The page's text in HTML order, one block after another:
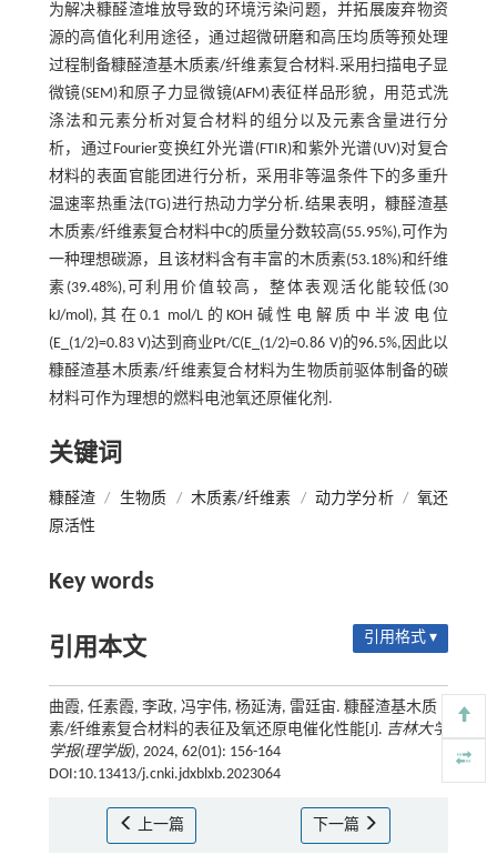
为解决糠醛渣堆放导致的环境污染问题，并拓展废弃物资
源的高值化利用途径，通过超微研磨和高压均质等预处理
过程制备糠醛渣基木质素/纤维素复合材料.采用扫描电子显
微镜(SEM)和原子力显微镜(AFM)表征样品形貌，用范式洗
涤法和元素分析对复合材料的组分以及元素含量进行分
析，通过Fourier变换红外光谱(FTIR)和紫外光谱(UV)对复合
材料的表面官能团进行分析，采用非等温条件下的多重升
温速率热重法(TG)进行热动力学分析.结果表明，糠醛渣基
木质素/纤维素复合材料中C的质量分数较高(55.95%),可作为
一种理想碳源，且该材料含有丰富的木质素(53.18%)和纤维
素(39.48%),可利用价值较高，整体表观活化能较低(30
kJ/mol),其在0.1 mol/L的KOH碱性电解质中半波电位
(E_(1/2)=0.83 V)达到商业Pt/C(E_(1/2)=0.86 V)的96.5%,因此以
糠醛渣基木质素/纤维素复合材料为生物质前驱体制备的碳
材料可作为理想的燃料电池氧还原催化剂.
关键词
糠醛渣 / 生物质 / 木质素/纤维素 / 动力学分析 / 氧还
原活性
Key words
引用本文 引用格式 ▾
曲霞, 任素霞, 李政, 冯宇伟, 杨延涛, 雷廷宙. 糠醛渣基木质
素/纤维素复合材料的表征及氧还原电催化性能[J]. 吉林大学
学报(理学版), 2024, 62(01): 156-164
DOI:10.13413/j.cnki.jdxblxb.2023064
上一篇 下一篇